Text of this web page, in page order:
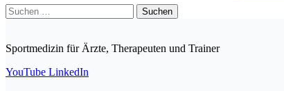
Suchen
nach:
Sportmedizin für Ärzte, Therapeuten und Trainer
YouTube LinkedIn